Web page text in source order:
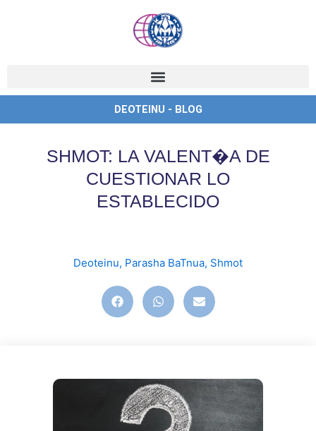
DEOTEINU - BLOG
SHMOT: LA VALENT�A DE
CUESTIONAR LO
ESTABLECIDO
Deoteinu, Parasha BaTnua, Shmot